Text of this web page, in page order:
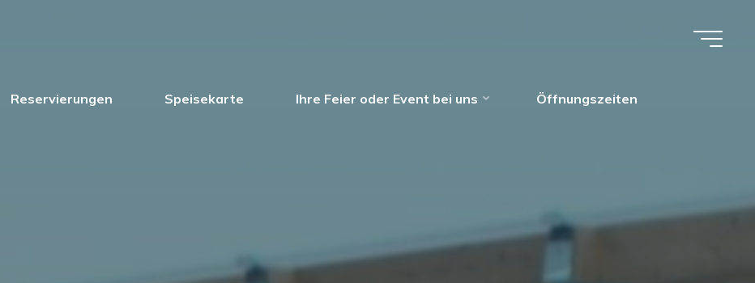
Reservierungen Speisekarte Ihre Feier oder Event bei uns Öffnungszeiten